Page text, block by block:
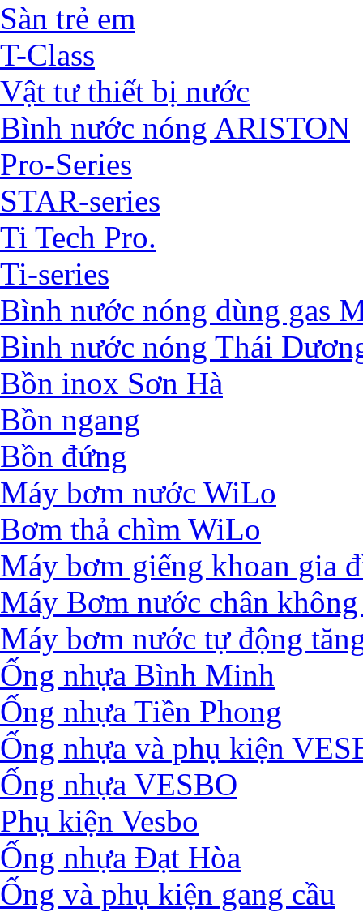
Sàn trẻ em
T-Class
Vật tư thiết bị nước
Bình nước nóng ARISTON
Pro-Series
STAR-series
Ti Tech Pro.
Ti-series
Bình nước nóng dùng gas
Bình nước nóng Thái
Bồn inox Sơn Hà
Bồn ngang
Bồn đứng
Máy bơm nước WiLo
Bơm thả chìm WiLo
Máy bơm giếng khoan gia
Máy Bơm nước chân
Máy bơm nước tự động
Ống nhựa Bình Minh
Ống nhựa Tiền Phong
Ống nhựa và phụ kiện
Ống nhựa VESBO
Phụ kiện Vesbo
Ống nhựa Đạt Hòa
Ống và phụ kiện gang cầu